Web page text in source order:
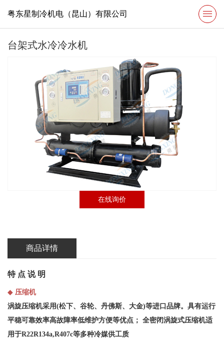
粤东星制冷机电（昆山）有限公司
台架式水冷冷水机
在线询价
商品详情
特 点 说 明
◆ 压缩机
涡旋压缩机采用(松下、谷轮、丹佛斯、大金)等进口品牌。具有运行
平稳可靠效率高故障率低维护方便等优点； 全密闭涡旋式压缩机适
用于R22R134a,R407c等多种冷媒供工质